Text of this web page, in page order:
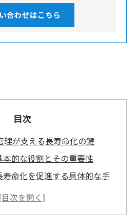
合わせはこちら
目次
理が支える長寿命化の鍵
的な役割とその重要性
命化を促進する具体的な手